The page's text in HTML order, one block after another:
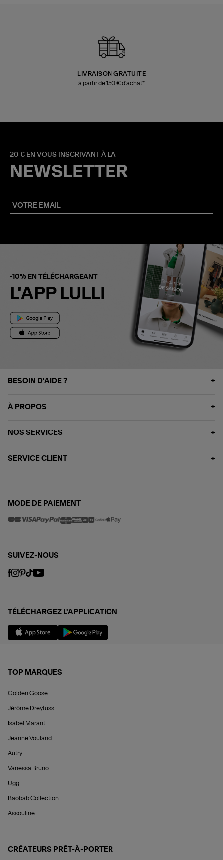
LIVRAISON GRATUITE
à partir de 150 € d'achat*
20 € EN VOUS INSCRIVANT À LA
NEWSLETTER
-10% EN TÉLÉCHARGEANT
L'APP LULLI
BESOIN D'AIDE ?
À PROPOS
NOS SERVICES
SERVICE CLIENT
MODE DE PAIEMENT
SUIVEZ-NOUS
TÉLÉCHARGEZ L'APPLICATION
TOP MARQUES
Golden Goose
Jérôme Dreyfuss
Isabel Marant
Jeanne Vouland
Autry
Vanessa Bruno
Ugg
Baobab Collection
Assouline
CRÉATEURS PRÊT-À-PORTER